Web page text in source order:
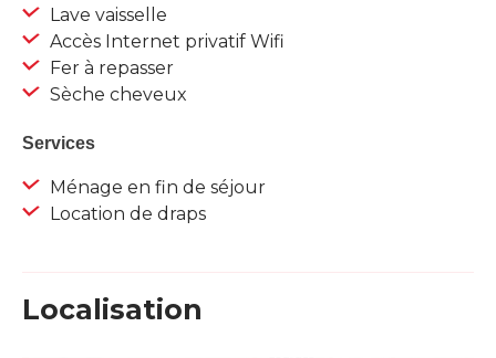
Lave vaisselle
Accès Internet privatif Wifi
Fer à repasser
Sèche cheveux
Services
Ménage en fin de séjour
Location de draps
Localisation